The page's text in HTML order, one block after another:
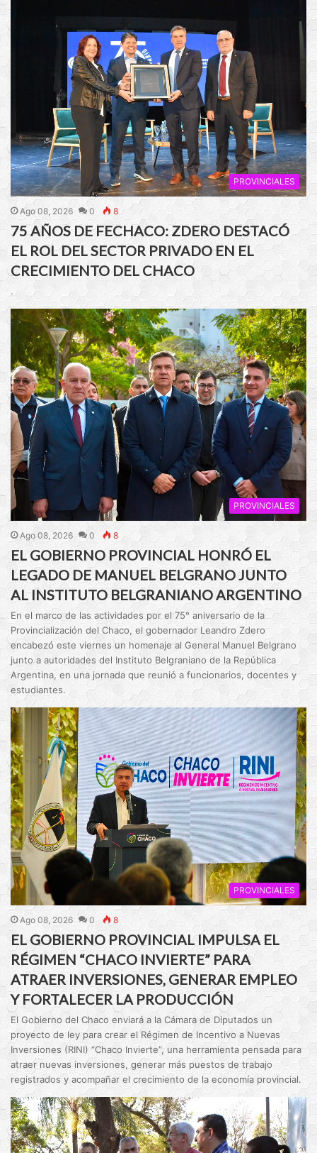
PROVINCIALES
Ago 08, 2026 0 8
75 AÑOS DE FECHACO: ZDERO DESTACÓ
EL ROL DEL SECTOR PRIVADO EN EL
CRECIMIENTO DEL CHACO
.
PROVINCIALES
Ago 08, 2026 0 8
EL GOBIERNO PROVINCIAL HONRÓ EL
LEGADO DE MANUEL BELGRANO JUNTO
AL INSTITUTO BELGRANIANO ARGENTINO
En el marco de las actividades por el 75° aniversario de la
Provincialización del Chaco, el gobernador Leandro Zdero
encabezó este viernes un homenaje al General Manuel Belgrano
junto a autoridades del Instituto Belgraniano de la República
Argentina, en una jornada que reunió a funcionarios, docentes y
estudiantes.
PROVINCIALES
Ago 08, 2026 0 8
EL GOBIERNO PROVINCIAL IMPULSA EL
RÉGIMEN “CHACO INVIERTE” PARA
ATRAER INVERSIONES, GENERAR EMPLEO
Y FORTALECER LA PRODUCCIÓN
El Gobierno del Chaco enviará a la Cámara de Diputados un
proyecto de ley para crear el Régimen de Incentivo a Nuevas
Inversiones (RINI) “Chaco Invierte”, una herramienta pensada para
atraer nuevas inversiones, generar más puestos de trabajo
registrados y acompañar el crecimiento de la economía provincial.